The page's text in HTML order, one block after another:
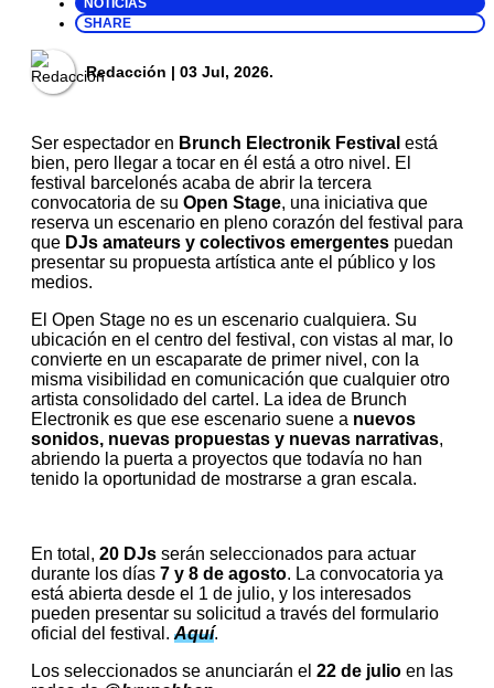
SHARE
Redacción | 03 Jul, 2026.
Ser espectador en Brunch Electronik Festival está
bien, pero llegar a tocar en él está a otro nivel. El
festival barcelonés acaba de abrir la tercera
convocatoria de su Open Stage, una iniciativa que
reserva un escenario en pleno corazón del festival para
que DJs amateurs y colectivos emergentes puedan
presentar su propuesta artística ante el público y los
medios.
El Open Stage no es un escenario cualquiera. Su
ubicación en el centro del festival, con vistas al mar, lo
convierte en un escaparate de primer nivel, con la
misma visibilidad en comunicación que cualquier otro
artista consolidado del cartel. La idea de Brunch
Electronik es que ese escenario suene a nuevos
sonidos, nuevas propuestas y nuevas narrativas,
abriendo la puerta a proyectos que todavía no han
tenido la oportunidad de mostrarse a gran escala.
En total, 20 DJs serán seleccionados para actuar
durante los días 7 y 8 de agosto. La convocatoria ya
está abierta desde el 1 de julio, y los interesados
pueden presentar su solicitud a través del formulario
oficial del festival. Aquí.
Los seleccionados se anunciarán el 22 de julio en las